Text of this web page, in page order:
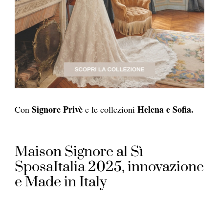
Con Signore Privè e le collezioni Helena e Sofia.
Maison Signore al Sì
SposaItalia 2025, innovazione
e Made in Italy